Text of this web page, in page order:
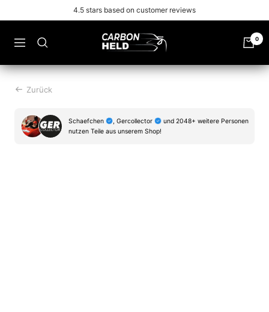
Inhalt
Free shipping from 99€
Navigation
Carbonheld 0
Zurück
Schaefchen , Gercollector
und 2048+ weitere Personen
nutzen Teile aus unserem Shop!